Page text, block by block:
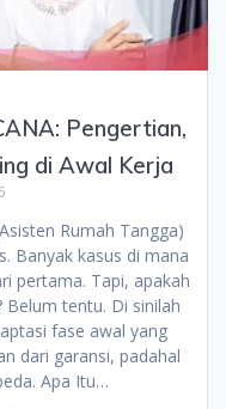
Pengertian,
di Awal Kerja
Rumah Tangga)
Banyak kasus di mana
pertama. Tapi, apakah
tentu. Di sinilah
fase awal yang
dari garansi, padahal
Apa Itu…